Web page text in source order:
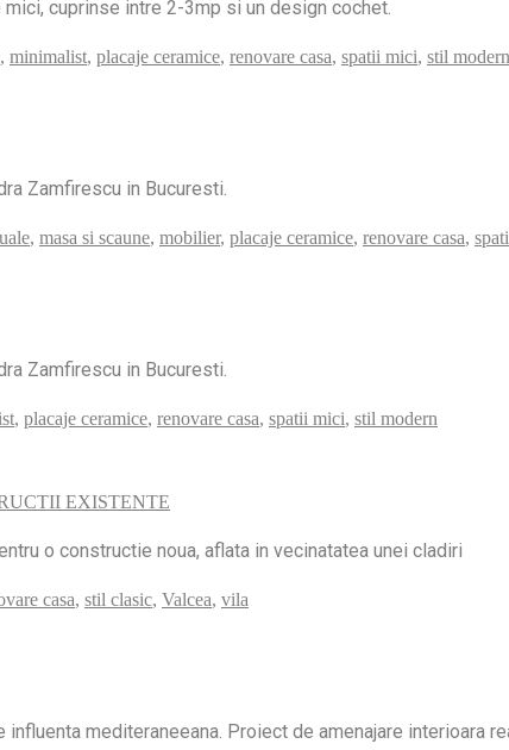
cuprinse intre 2-3mp si un design cochet.
, minimalist, placaje ceramice, renovare casa, spatii mici, stil modern
Zamfirescu in Bucuresti.
, masa si scaune, mobilier, placaje ceramice, renovare casa,
Zamfirescu in Bucuresti.
, placaje ceramice, renovare casa, spatii mici, stil modern
EXISTENTE
o constructie noua, aflata in vecinatatea unei cladiri
casa, stil clasic, Valcea, vila
mediteraneeana. Proiect de amenajare interioara